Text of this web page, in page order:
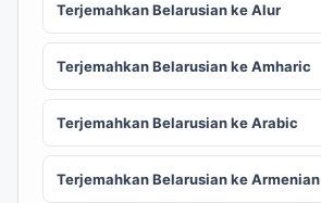
Terjemahkan Belarusian ke Alur
Terjemahkan Belarusian ke Amharic
Terjemahkan Belarusian ke Arabic
Terjemahkan Belarusian ke Armenian